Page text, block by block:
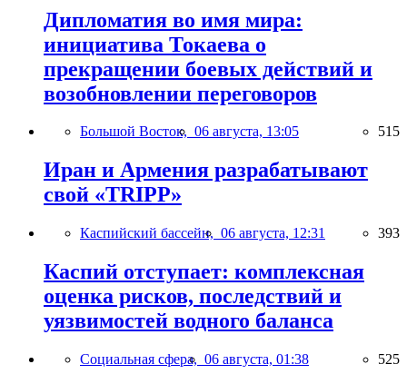
Дипломатия во имя мира:
инициатива Токаева о
прекращении боевых действий и
возобновлении переговоров
Большой Восток, 06 августа, 13:05 515
Иран и Армения разрабатывают
свой «TRIPP»
Каспийский бассейн, 06 августа, 12:31 393
Каспий отступает: комплексная
оценка рисков, последствий и
уязвимостей водного баланса
Социальная сфера, 06 августа, 01:38 525